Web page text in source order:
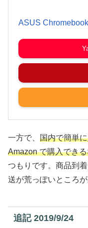
ASUS
一方で、 国内で簡単
Amazon で購入でき
つもりです。商品到
送が荒っぽいところ
追記 2019/9/24